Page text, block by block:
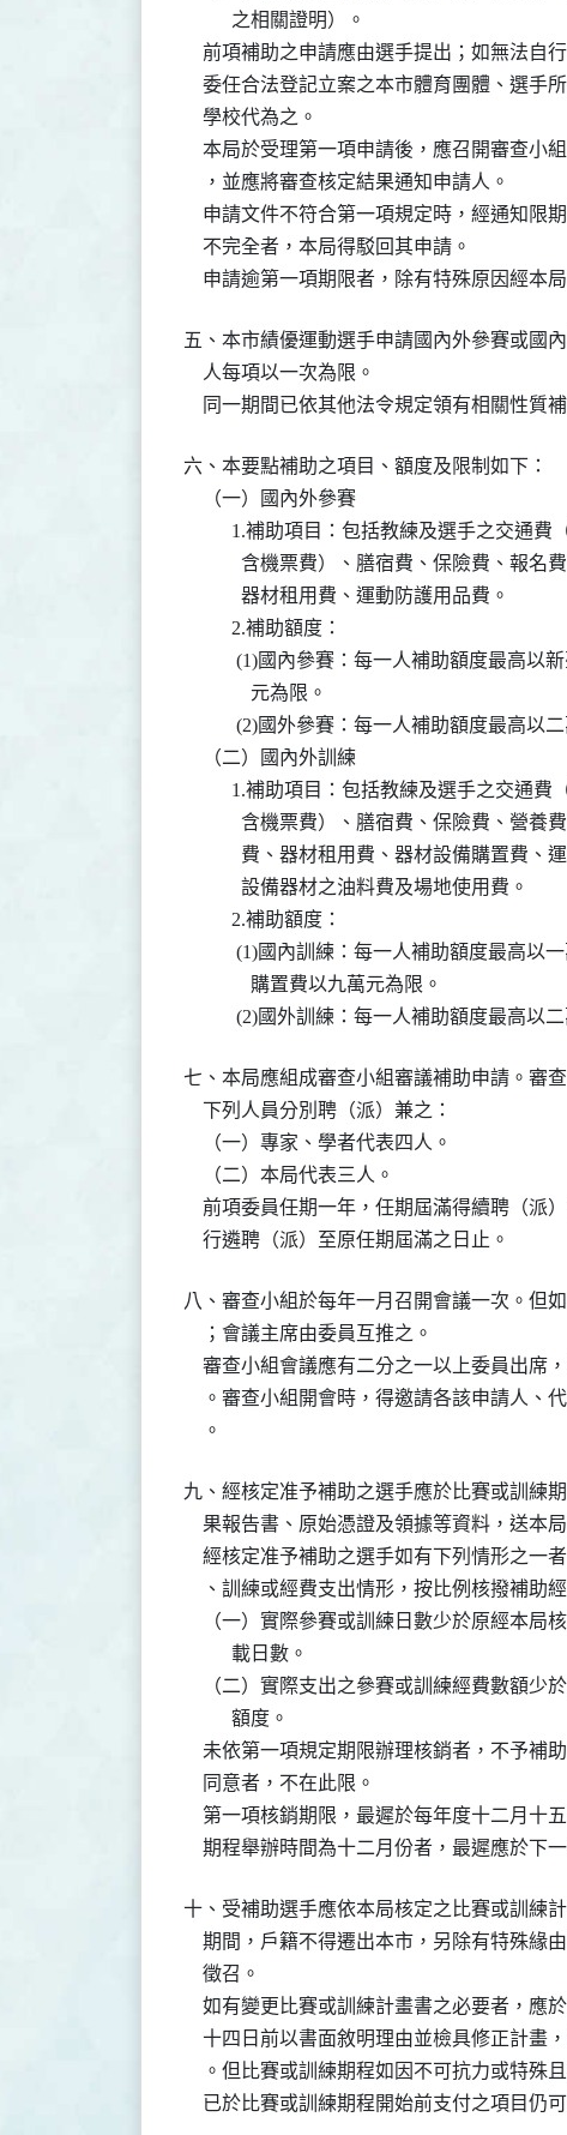
          之相關證明）。
前項補助之申請應由選手提出；如無法自
委任合法登記立案之本市體育團體、選手
    學校代為之。
本局於受理第一項申請後，應召開審查小
    ，並應將審查核定結果通知申請人。
申請文件不符合第一項規定時，經通知限
    不完全者，本局得駁回其申請。
申請逾第一項期限者，除有特殊原因經本
五、本市績優運動選手申請國內外參賽或國
    人每項以一次為限。
同一期間已依其他法令規定領有相關性質
六、本要點補助之項目、額度及限制如下：
    （一）國內外參賽
1.補助項目：包括教練及選手之交通
含機票費）、膳宿費、保險費、報
            器材租用費、運動防護用品費。
          2.補助額度：
(1)國內參賽：每一人補助額度最高
              元為限。
(2)國外參賽：每一人補助額度最高以
    （二）國內外訓練
1.補助項目：包括教練及選手之交通
含機票費）、膳宿費、保險費、營
費、器材租用費、器材設備購置費
            設備器材之油料費及場地使用費。
          2.補助額度：
(1)國內訓練：每一人補助額度最高
              購置費以九萬元為限。
(2)國外訓練：每一人補助額度最高以
七、本局應組成審查小組審議補助申請。審
    下列人員分別聘（派）兼之：
    （一）專家、學者代表四人。
    （二）本局代表三人。
前項委員任期一年，任期屆滿得續聘（派
    行遴聘（派）至原任期屆滿之日止。
八、審查小組於每年一月召開會議一次。但
    ；會議主席由委員互推之。
審查小組會議應有二分之一以上委員出席
。審查小組開會時，得邀請各該申請人、
    。
九、經核定准予補助之選手應於比賽或訓練
果報告書、原始憑證及領據等資料，送本
經核定准予補助之選手如有下列情形之一
、訓練或經費支出情形，按比例核撥補助經
（一）實際參賽或訓練日數少於原經本局
          載日數。
（二）實際支出之參賽或訓練經費數額少
          額度。
未依第一項規定期限辦理核銷者，不予補
    同意者，不在此限。
第一項核銷期限，最遲於每年度十二月十
期程舉辦時間為十二月份者，最遲應於下
十、受補助選手應依本局核定之比賽或訓練
期間，戶籍不得遷出本市，另除有特殊緣
    徵召。
如有變更比賽或訓練計畫書之必要者，應
十四日前以書面敘明理由並檢具修正計畫
。但比賽或訓練期程如因不可抗力或特殊
已於比賽或訓練期程開始前支付之項目仍